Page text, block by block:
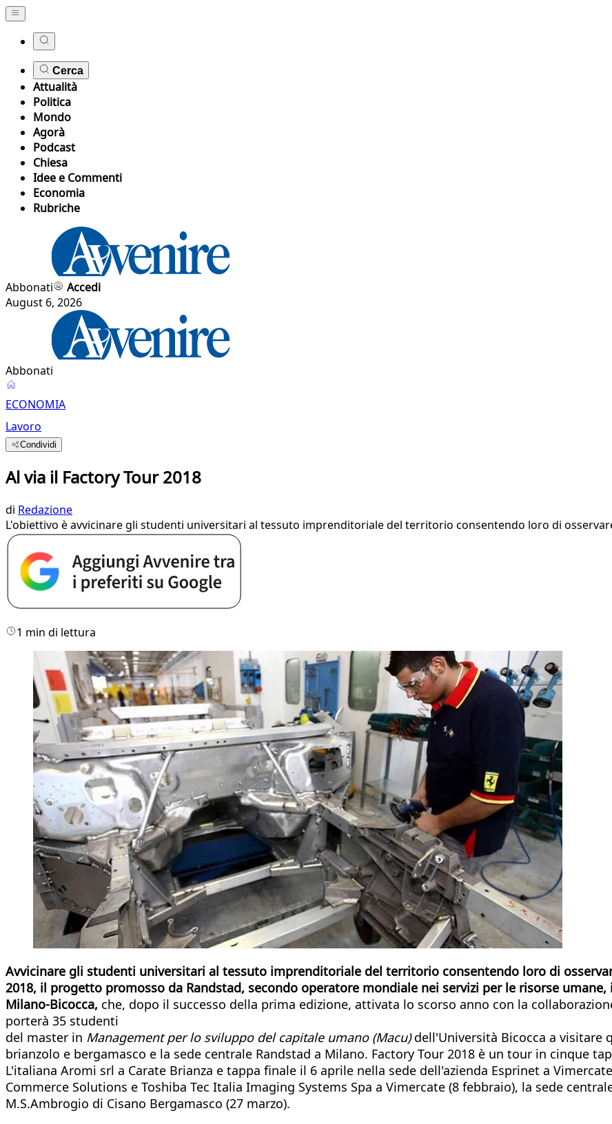
Cerca
Attualità
Politica
Mondo
Agorà
Podcast
Chiesa
Idee e Commenti
Economia
Rubriche
Abbonati
Accedi
August 6, 2026
Abbonati
ECONOMIA
Lavoro
Condividi
Al via il Factory Tour 2018
di Redazione
L'obiettivo è avvicinare gli studenti universitari al tessuto imprenditoriale del territorio consentendo loro di
1 min di lettura
Avvicinare gli studenti universitari al tessuto imprenditoriale del territorio consentendo loro di
2018, il progetto promosso da Randstad, secondo operatore mondiale nei servizi per le risorse
Milano-Bicocca, che, dopo il successo della prima edizione, attivata lo scorso anno con la
porterà 35 studenti
del master in Management per lo sviluppo del capitale umano (Macu)dell'Università Bicocca a
brianzolo e bergamasco e la sede centrale Randstad a Milano. Factory Tour 2018 è un tour in cinque
L'italiana Aromi srl a Carate Brianza e tappa finale il 6 aprile nella sede dell'azienda Esprinet a
Commerce Solutions e Toshiba Tec Italia Imaging Systems Spa a Vimercate (8 febbraio), la sede
M.S.Ambrogio di Cisano Bergamasco (27 marzo).